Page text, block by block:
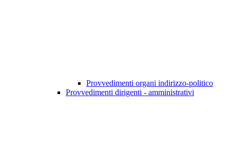
Provvedimenti organi indirizzo-politico
Provvedimenti dirigenti - amministrativi